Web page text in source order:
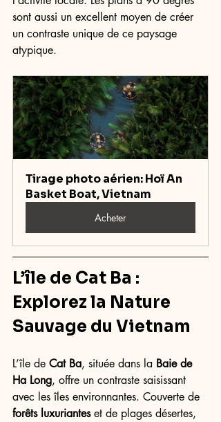
sont aussi un excellent moyen de créer
un contraste unique de ce paysage
atypique.
Tirage photo aérien: Hoï An
Basket Boat, Vietnam
Acheter
L’île de Cat Ba :
Explorez la Nature
Sauvage du Vietnam
L’île de Cat Ba, située dans la Baie de
Ha Long, offre un contraste saisissant
avec les îles environnantes. Couverte de
forêts luxuriantes et de plages désertes,